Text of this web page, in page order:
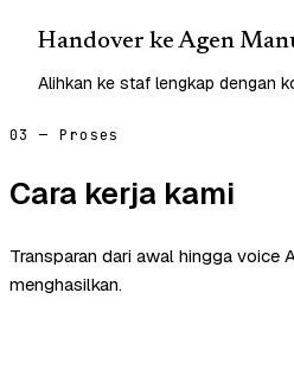
Handover ke Agen
Alihkan ke staf lengkap dengan
03 — Proses
Cara kerja kami
Transparan dari awal hingga voice
menghasilkan.